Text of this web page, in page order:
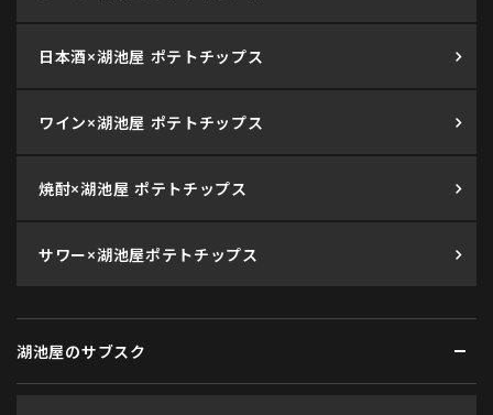
日本酒×湖池屋 ポテトチップス
ワイン×湖池屋 ポテトチップス
焼酎×湖池屋 ポテトチップス
サワー×湖池屋ポテトチップス
湖池屋のサブスク